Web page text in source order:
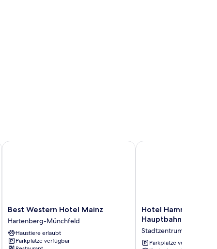
Best
Western
Hotel
Mainz
Hartenberg-
Best Western Hotel Mainz
Hartenberg-Münchfeld
Haustiere erlaubt
Parkplätze verfügbar
Best Western Hotel Mainz
Hotel
Hammer
Mainz
Hauptbahnhof
Hotel Hammer -
Hauptbahnhof
Stadtzentrum von Mainz
Parkplätze verfügbar
Hotel Hammer -